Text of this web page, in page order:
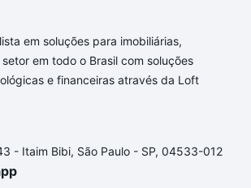
Sorocaba, SP?
a oferta ideal para você, com
3 quartos à venda em Vila Assis,
custam a partir de R$ 0 e com
de financiamento imobiliário as
dúvida dos custos envolvidos no
veja em nosso portal quanto
apartamento
em soluções para imobiliárias,
em todo o Brasil com soluções
e financeiras através da Loft
- Itaim Bibi, São Paulo - SP, 04533-012